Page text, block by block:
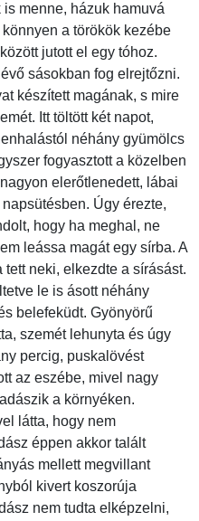
menne, házuk hamuvá
a törökök kezébe
jutott el egy tóhoz.
sásokban fog elrejtőzni.
készített magának, s mire
Itt töltött két napot,
néhány gyümölcs
fogyasztott a közelben
elerőtlenedett, lábai
Úgy érezte,
hogy ha meghal, ne
leássa magát egy sírba. A
neki, elkezdte a sírásást.
le is ásott néhány
belefeküdt. Gyönyörű
szemét lehunyta és úgy
percig, puskalövést
az eszébe, mivel nagy
a környéken.
látta, hogy nem
éppen akkor talált
mellett megvillant
kivert koszorúja
nem tudta elképzelni,